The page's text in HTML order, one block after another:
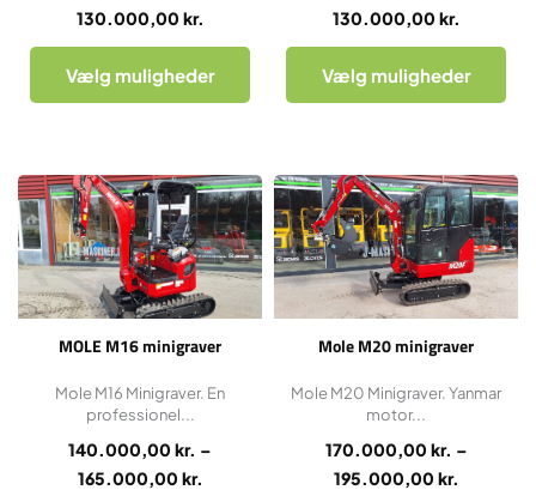
130.000,00 kr.
Vælg muligheder
130.000,00 kr.
Vælg muligheder
MOLE M16 minigraver
140.000,00 kr. –
165.000,00 kr.
Prisinterval:
140.000,00 kr.
til
165.000,00 kr.
Mole M16 Minigraver. En
professionel...
Dette
vare
har
flere
varianter.
vælges
på
varesiden
Mole M20 minigraver
170.000,00 kr. –
195.000,00 kr.
til
Mole M20 Minigraver. Yanmar
motor...
Dette
vare
har
flere
varianter.
vælges
på
varesiden